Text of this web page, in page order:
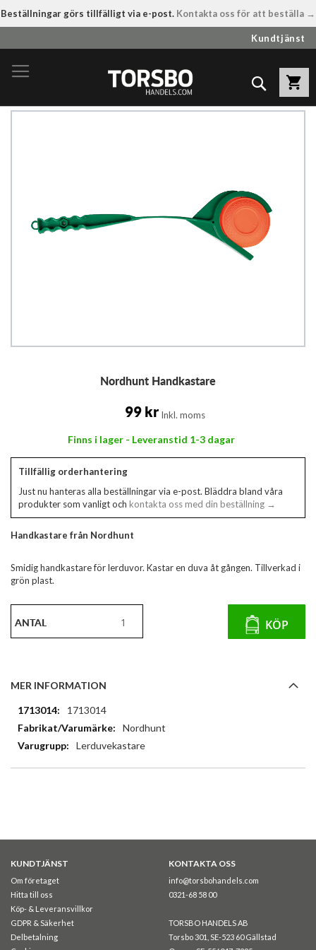
Beställningar görs tillfälligt via e-post. Kontakta oss för att beställa →
till
innehållet
Kundtjänst
Sök
Nordhunt Handkastare
99 kr Inkl. moms
Finns i lager - Leveranstid 1-3 dagar
Tillfällig orderhantering
Just nu hanteras alla beställningar via e-post. Bläddra bland våra
produkter som vanligt och kontakta oss med din beställning →
Handkastare från Nordhunt
Smidig handkastare för lerduvor. Kastar en duva åt gången. Tillverkad i
grön plast.
ANTAL KÖP
MER INFORMATION
Mer
information
1713014
Nordhunt
Lerduvekastare
KUNDTJÄNST
Om företaget
Hitta till oss
Köp- & Leveransvillkor
GDPR & Säkerhet
Delbetalning
KONTAKTA OSS
info@torsbohandels.com
0321-68 58 00
TORSBO HANDELS AB
Torsbo 301, SE-523 60 Gällstad